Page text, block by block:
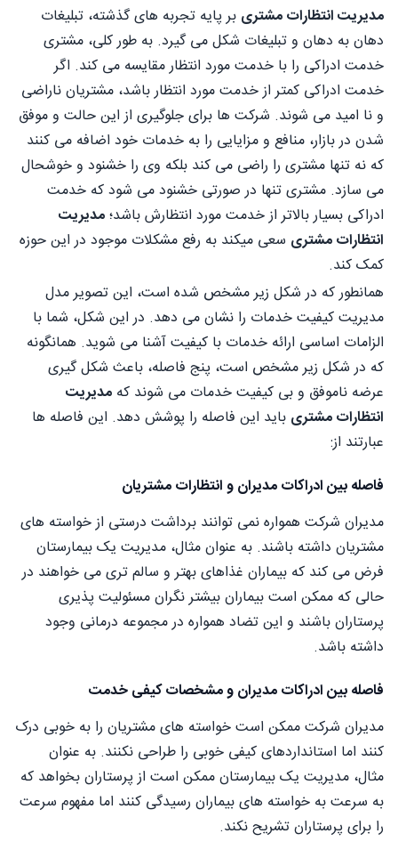
مدیریت انتظارات مشتری بر پایه تجربه های گذشته، تبلیغات
دهان به دهان و تبلیغات شکل می گیرد. به طور کلی، مشتری
خدمت ادراکی را با خدمت مورد انتظار مقایسه می کند. اگر
خدمت ادراکی کمتر از خدمت مورد انتظار باشد، مشتریان ناراضی
و نا امید می شوند. شرکت ها برای جلوگیری از این حالت و موفق
شدن در بازار، منافع و مزایایی را به خدمات خود اضافه می کنند
که نه تنها مشتری را راضی می کند بلکه وی را خشنود و خوشحال
می سازد. مشتری تنها در صورتی خشنود می شود که خدمت
ادراکی بسیار بالاتر از خدمت مورد انتظارش باشد؛مدیریت
انتظارات مشتری سعی میکند به رفع مشکلات موجود در این حوزه
کمک کند.
همانطور که در شکل زیر مشخص شده است، این تصویر مدل
مدیریت کیفیت خدمات را نشان می دهد. در این شکل، شما با
الزامات اساسی ارائه خدمات با کیفیت آشنا می شوید. همانگونه
که در شکل زیر مشخص است، پنج فاصله، باعث شکل گیری
عرضه ناموفق و بی کیفیت خدمات می شوند که مدیریت
انتظارات مشتری باید این فاصله را پوشش دهد. این فاصله ها
عبارتند از:
فاصله بین ادراکات مدیران و انتظارات مشتریان
مدیران شرکت همواره نمی توانند برداشت درستی از خواسته های
مشتریان داشته باشند. به عنوان مثال، مدیریت یک بیمارستان
فرض می کند که بیماران غذاهای بهتر و سالم تری می خواهند در
حالی که ممکن است بیماران بیشتر نگران مسئولیت پذیری
پرستاران باشند و این تضاد همواره در مجموعه درمانی وجود
داشته باشد.
فاصله بین ادراکات مدیران و مشخصات کیفی خدمت
مدیران شرکت ممکن است خواسته های مشتریان را به خوبی درک
کنند اما استانداردهای کیفی خوبی را طراحی نکنند. به عنوان
مثال، مدیریت یک بیمارستان ممکن است از پرستاران بخواهد که
به سرعت به خواسته های بیماران رسیدگی کنند اما مفهوم سرعت
را برای پرستاران تشریح نکند.